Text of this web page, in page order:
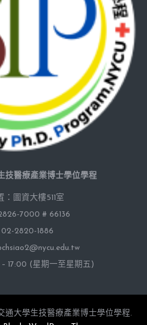
技醫療產業博士學位學程
：圖資大樓511室
7000 # 66136
2820-1886
17:00 (星期一至星期五)
大學生技醫療產業博士學位學程.